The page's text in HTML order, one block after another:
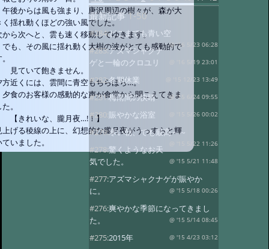
後からは風も強まり、唐沢周辺の樹々が、森が大
く揺れ動くほどの強い風でした。
から次へと、雲も速く移動してゆきます。
も、その風に揺れ動く大樹の波がとても感動的で
ていて飽きません。
方近くには、雲間に青空もちらほら…。
食のお客様の感動的な声が食堂から聞こえてきま
。
きれいな、朧月夜…!！】
上げる稜線の上に、幻想的な朧月夜がうっすらと輝
いました。
最新記事1-50
#284:どこまでも青い空
@ '16 5/23 06:28
#283:アズマシャクナ
ゲと一輪のクロユリ
@ '16 5/19 23:01
#282:冬期休業 @ '15 12/23 13:49
#281:梅雨間の快晴 @ '15 6/24 09:55
#280:賑やかな浴室 @ '15 5/26 00:02
#279:寒い朝、でも最高～～
@ '15 5/22 11:26
#278:驚くようなお天
気でした。
@ '15 5/21 11:48
#277:アズマシャクナゲが賑やか
に。
@ '15 5/18 00:26
#276:爽やかな季節になってきまし
た。
@ '15 5/14 08:45
#275:2015年 @ '15 4/23 03:12